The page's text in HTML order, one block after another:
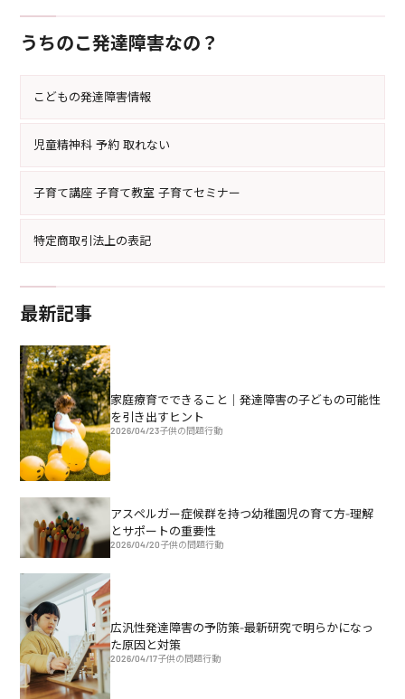
うちのこ発達障害なの？
こどもの発達障害情報
児童精神科 予約 取れない
子育て講座 子育て教室 子育てセミナー
特定商取引法上の表記
最新記事
家庭療育でできること｜発達障害の子どもの可能性
を引き出すヒント
2026/04/23子供の問題行動
アスペルガー症候群を持つ幼稚園児の育て方-理解
とサポートの重要性
2026/04/20子供の問題行動
広汎性発達障害の予防策-最新研究で明らかになっ
た原因と対策
2026/04/17子供の問題行動